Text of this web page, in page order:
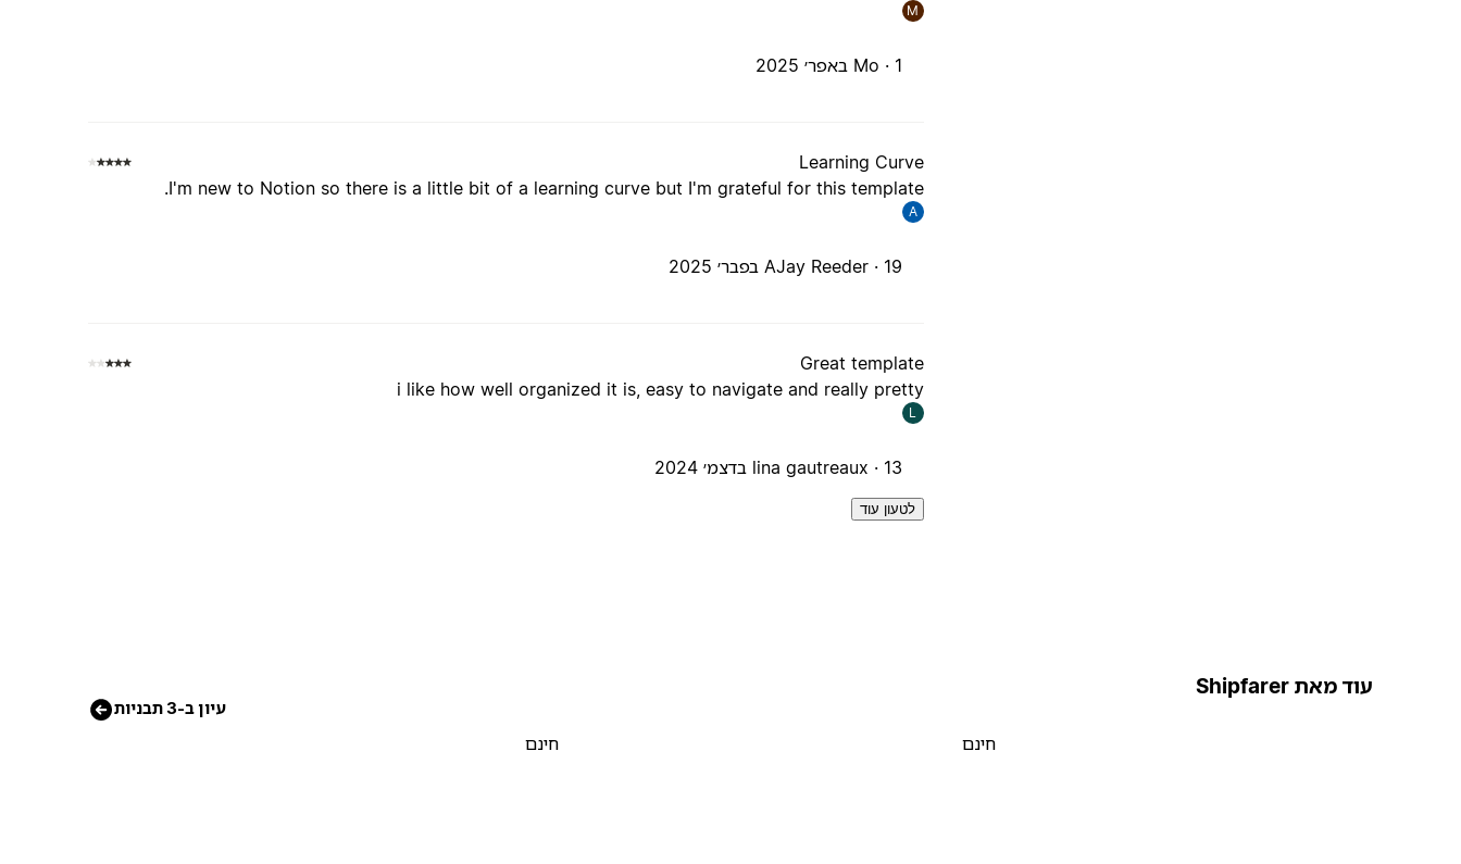
M
Mo · 1 באפר׳ 2025
Learning Curve
I'm new to Notion so there is a little bit of a learning curve but I'm grateful for this template.
A
AJay Reeder · 19 בפבר׳ 2025
Great template
i like how well organized it is, easy to navigate and really pretty
L
lina gautreaux · 13 בדצמ׳ 2024
לטעון עוד
עוד מאת Shipfarer
עיון ב-3 תבניות
חינם חינם